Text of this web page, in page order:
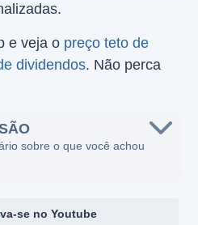
e veja o preço teto de
dividendos. Não perca
sobre o que você achou
se no Youtube